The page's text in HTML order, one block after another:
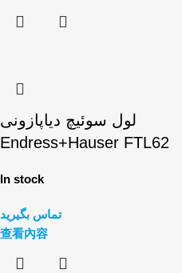
لول سوئیچ دیاپازونی
Endress+Hauser FTL62
In stock
تماس بگیرید
查看內容